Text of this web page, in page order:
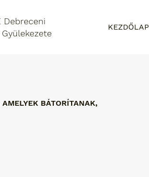
Debreceni
KEZDŐLAP
BÁTORÍTANAK,